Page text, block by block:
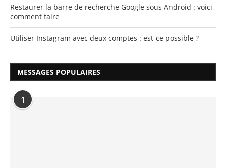
Restaurer la barre de recherche Google sous Android : voici
comment faire
Utiliser Instagram avec deux comptes : est-ce possible ?
MESSAGES POPULAIRES
1